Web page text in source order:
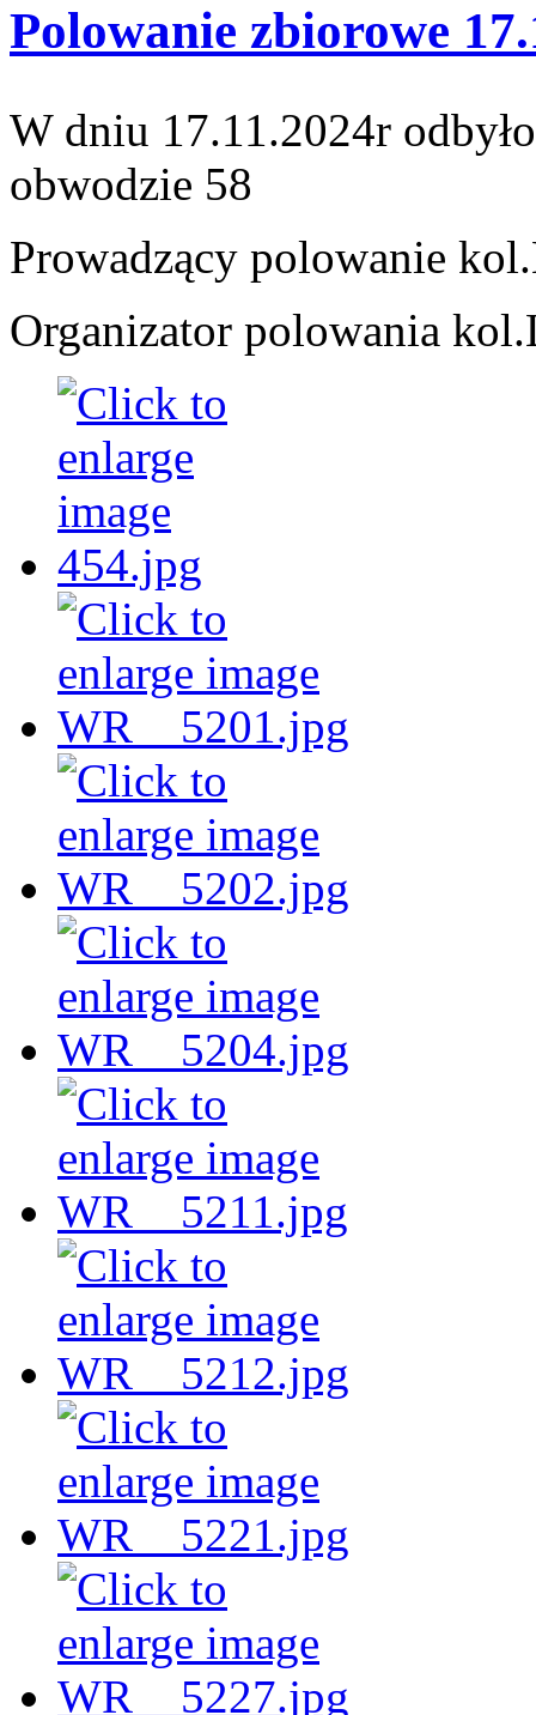
Polowanie zbiorowe
W dniu 17.11.2024r
obwodzie 58
Prowadzący polowanie
Organizator polowania